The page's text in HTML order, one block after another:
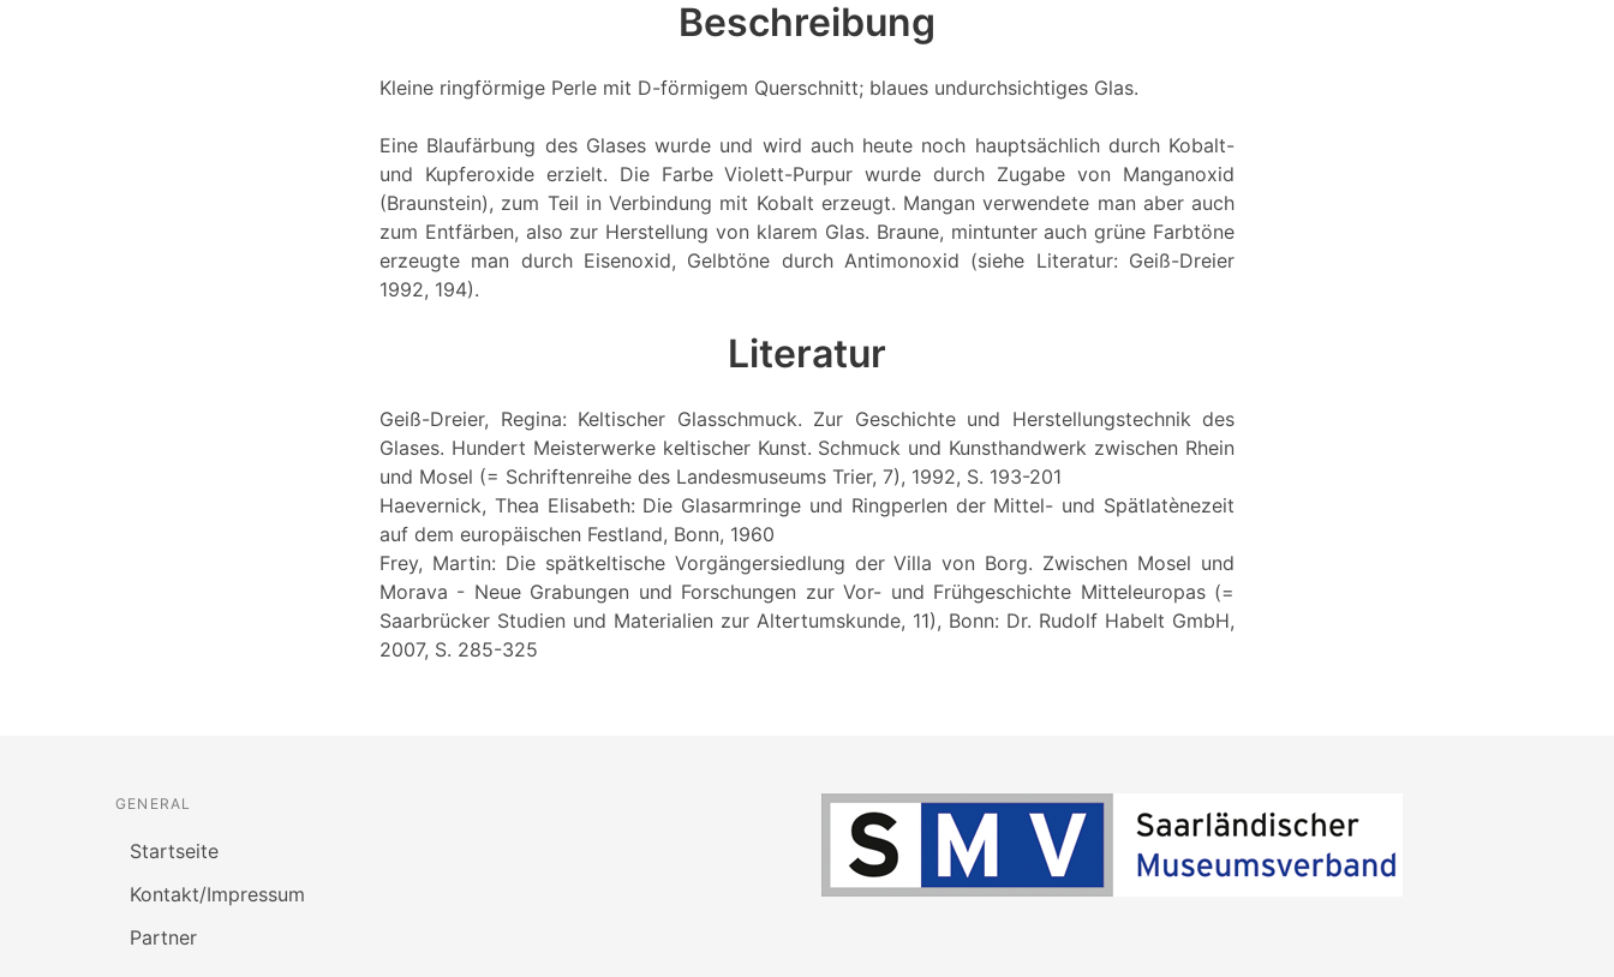
Beschreibung
Kleine ringförmige Perle mit D-förmigem Querschnitt; blaues undurchsichtiges Glas.
Eine Blaufärbung des Glases wurde und wird auch heute noch hauptsächlich durch Kobalt-
und Kupferoxide erzielt. Die Farbe Violett-Purpur wurde durch Zugabe von Manganoxid
(Braunstein), zum Teil in Verbindung mit Kobalt erzeugt. Mangan verwendete man aber auch
zum Entfärben, also zur Herstellung von klarem Glas. Braune, mintunter auch grüne Farbtöne
erzeugte man durch Eisenoxid, Gelbtöne durch Antimonoxid (siehe Literatur: Geiß-Dreier
1992, 194).
Literatur
Geiß-Dreier, Regina: Keltischer Glasschmuck. Zur Geschichte und Herstellungstechnik des
Glases. Hundert Meisterwerke keltischer Kunst. Schmuck und Kunsthandwerk zwischen Rhein
und Mosel (= Schriftenreihe des Landesmuseums Trier, 7), 1992, S. 193-201
Haevernick, Thea Elisabeth: Die Glasarmringe und Ringperlen der Mittel- und Spätlatènezeit
auf dem europäischen Festland, Bonn, 1960
Frey, Martin: Die spätkeltische Vorgängersiedlung der Villa von Borg. Zwischen Mosel und
Morava - Neue Grabungen und Forschungen zur Vor- und Frühgeschichte Mitteleuropas (=
Saarbrücker Studien und Materialien zur Altertumskunde, 11), Bonn: Dr. Rudolf Habelt GmbH,
2007, S. 285-325
GENERAL
Startseite
Kontakt/Impressum
Partner